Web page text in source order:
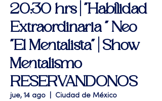
20:30 hrs | "Habilidad
Extraordinaria " Neo
"El Mentalista" | Show
Mentalismo
RESERVANDONOS
jue, 14 ago Ciudad de México